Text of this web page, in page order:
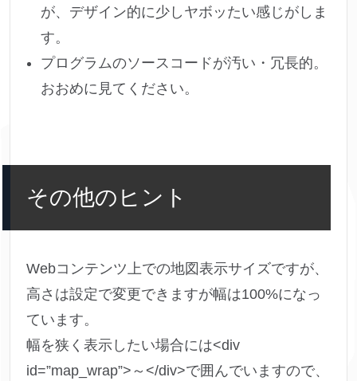
が、デザイン的に少しヤボッたい感じがしま
す。
プログラムのソースコードが汚い・冗長的。
おおめに見てください。
その他のヒント
Webコンテンツ上での地図表示サイズですが、
高さは設定で変更できますが幅は100%になっ
ています。
幅を狭く表示したい場合には<div
id=”map_wrap”>～</div>で囲んでいますので、